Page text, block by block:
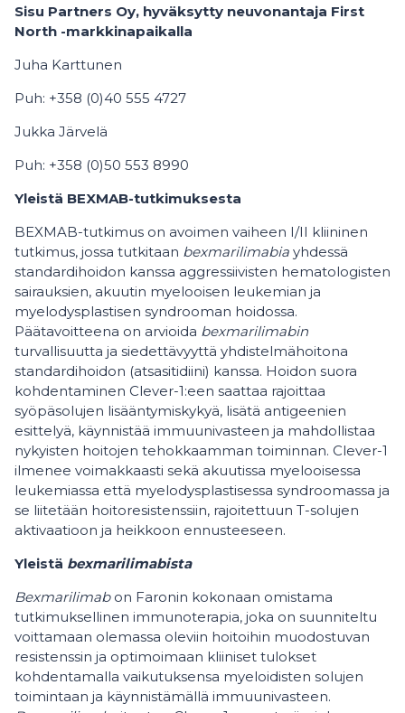
Sisu Partners Oy, hyväksytty neuvonantaja First
North -markkinapaikalla
Juha Karttunen
Puh: +358 (0)40 555 4727
Jukka Järvelä
Puh: +358 (0)50 553 8990
Yleistä BEXMAB-tutkimuksesta
BEXMAB-tutkimus on avoimen vaiheen I/II kliininen
tutkimus, jossa tutkitaan bexmarilimabia yhdessä
standardihoidon kanssa aggressiivisten hematologisten
sairauksien, akuutin myelooisen leukemian ja
myelodysplastisen syndrooman hoidossa.
Päätavoitteena on arvioida bexmarilimabin
turvallisuutta ja siedettävyyttä yhdistelmähoitona
standardihoidon (atsasitidiini) kanssa. Hoidon suora
kohdentaminen Clever-1:een saattaa rajoittaa
syöpäsolujen lisääntymiskykyä, lisätä antigeenien
esittelyä, käynnistää immuunivasteen ja mahdollistaa
nykyisten hoitojen tehokkaamman toiminnan. Clever-1
ilmenee voimakkaasti sekä akuutissa myelooisessa
leukemiassa että myelodysplastisessa syndroomassa ja
se liitetään hoitoresistenssiin, rajoitettuun T-solujen
aktivaatioon ja heikkoon ennusteeseen.
Yleistä bexmarilimabista
Bexmarilimabon Faronin kokonaan omistama
tutkimuksellinen immunoterapia, joka on suunniteltu
voittamaan olemassa oleviin hoitoihin muodostuvan
resistenssin ja optimoimaan kliiniset tulokset
kohdentamalla vaikutuksensa myeloidisten solujen
toimintaan ja käynnistämällä immuunivasteen.